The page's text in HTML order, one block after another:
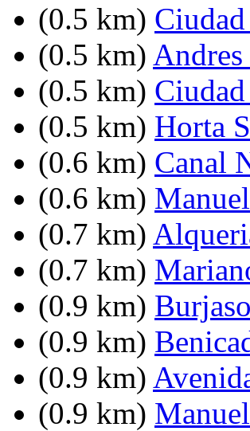
(0.5 km)
(0.5 km)
(0.5 km)
(0.5 km) Horta
(0.6 km) Canal
(0.6 km)
(0.7 km)
(0.7 km)
(0.9 km)
(0.9 km)
(0.9 km)
(0.9 km)